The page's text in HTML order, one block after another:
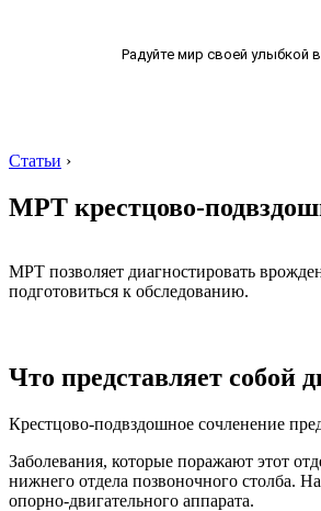
Радуйте мир своей улыбкой
Статьи ›
МРТ крестцово-
МРТ позволяет диагностировать
подготовиться к обследованию.
Что представляет собой
Крестцово-подвздошное сочленение
Заболевания, которые поражают этот
нижнего отдела позвоночного столба.
опорно-двигательного аппарата.